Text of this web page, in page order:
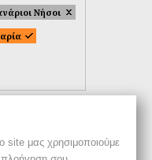
site μας χρησιμοποιούμε
Νήσοι